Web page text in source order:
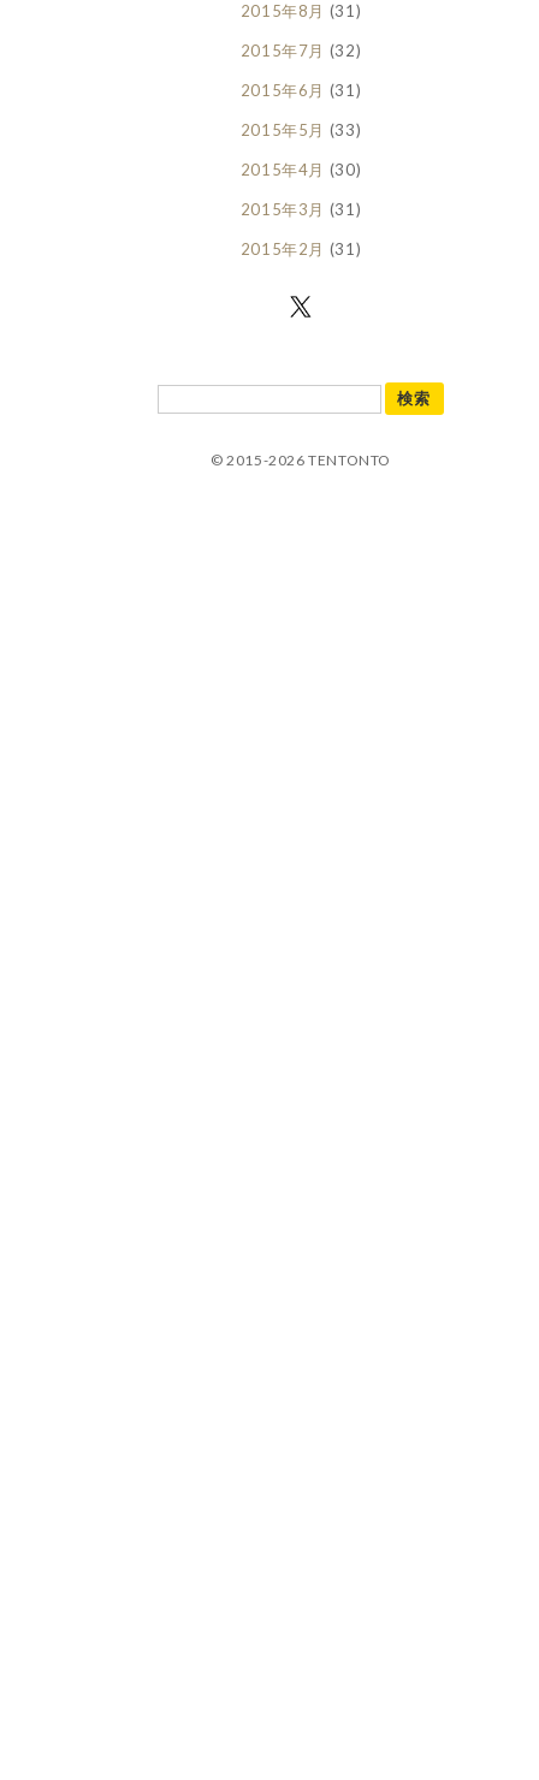
2015年8月 (31)
2015年7月 (32)
2015年6月 (31)
2015年5月 (33)
2015年4月 (30)
2015年3月 (31)
2015年2月 (31)
© 2015-2026 TENTONTO